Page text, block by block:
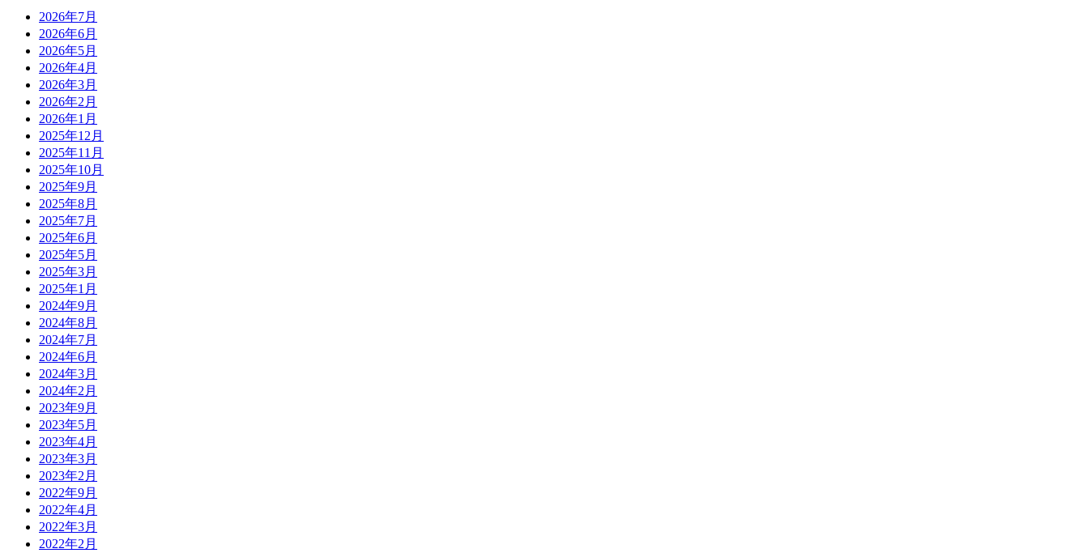
2026年7月
2026年6月
2026年5月
2026年4月
2026年3月
2026年2月
2026年1月
2025年12月
2025年11月
2025年10月
2025年9月
2025年8月
2025年7月
2025年6月
2025年5月
2025年3月
2025年1月
2024年9月
2024年8月
2024年7月
2024年6月
2024年3月
2024年2月
2023年9月
2023年5月
2023年4月
2023年3月
2023年2月
2022年9月
2022年4月
2022年3月
2022年2月